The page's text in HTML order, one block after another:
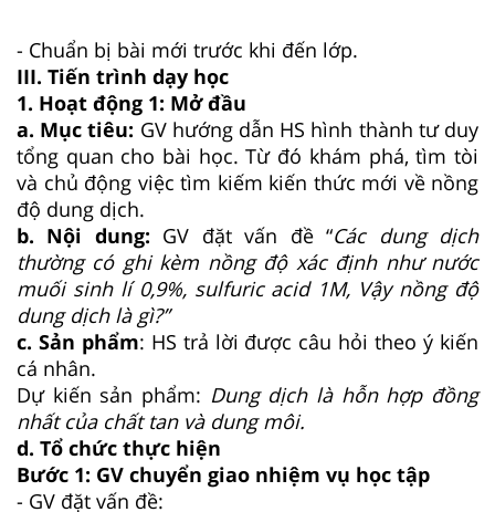
- Chuẩn bị bài mới trước khi đến lớp.
III. Tiến trình dạy học
1. Hoạt động 1: Mở đầu
a. Mục tiêu: GV hướng dẫn HS hình thành tư duy
tổng quan cho bài học. Từ đó khám phá, tìm tòi
và chủ động việc tìm kiếm kiến thức mới về nồng
độ dung dịch.
b. Nội dung: GV đặt vấn đề “Các dung dịch
thường có ghi kèm nồng độ xác định như nước
muối sinh lí 0,9%, sulfuric acid 1M, Vậy nồng độ
dung dịch là gì?”
c. Sản phẩm: HS trả lời được câu hỏi theo ý kiến
cá nhân.
Dự kiến sản phẩm: Dung dịch là hỗn hợp đồng
nhất của chất tan và dung môi.
d. Tổ chức thực hiện
Bước 1: GV chuyển giao nhiệm vụ học tập
- GV đặt vấn đề: